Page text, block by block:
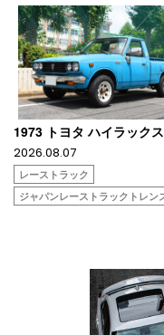
1973 トヨタ ハイラックス
2026.08.07
レーストラック
ジャパンレーストラックトレン